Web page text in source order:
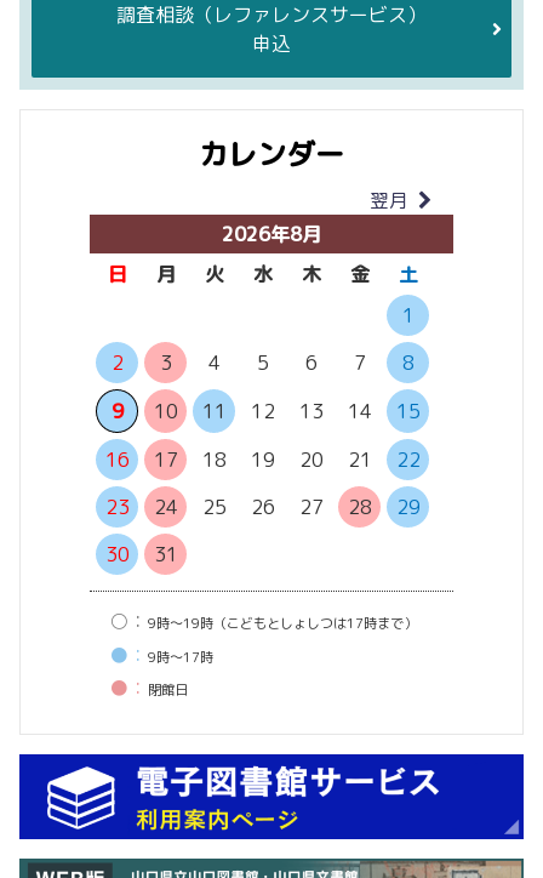
調査相談 （レファレンスサービス）
申込
カレンダー
翌月
2026年8月
日
月 火 水 木 金
土
1
2
3 4 5 6 7
8
9
10 11 12 13 14
15
16
17 18 19 20 21
22
23
24 25 26 27 28
29
30
31
○： 9時〜19時（こどもとしょしつは17時まで）
●： 9時〜17時
●： 閉館⽇